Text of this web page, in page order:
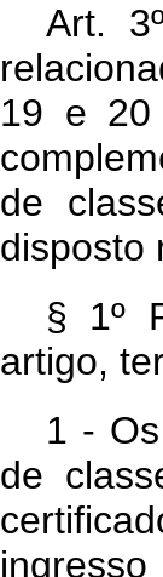
Art.
19 e 20
de
disposto
§ 1º
artigo,
1 -
de